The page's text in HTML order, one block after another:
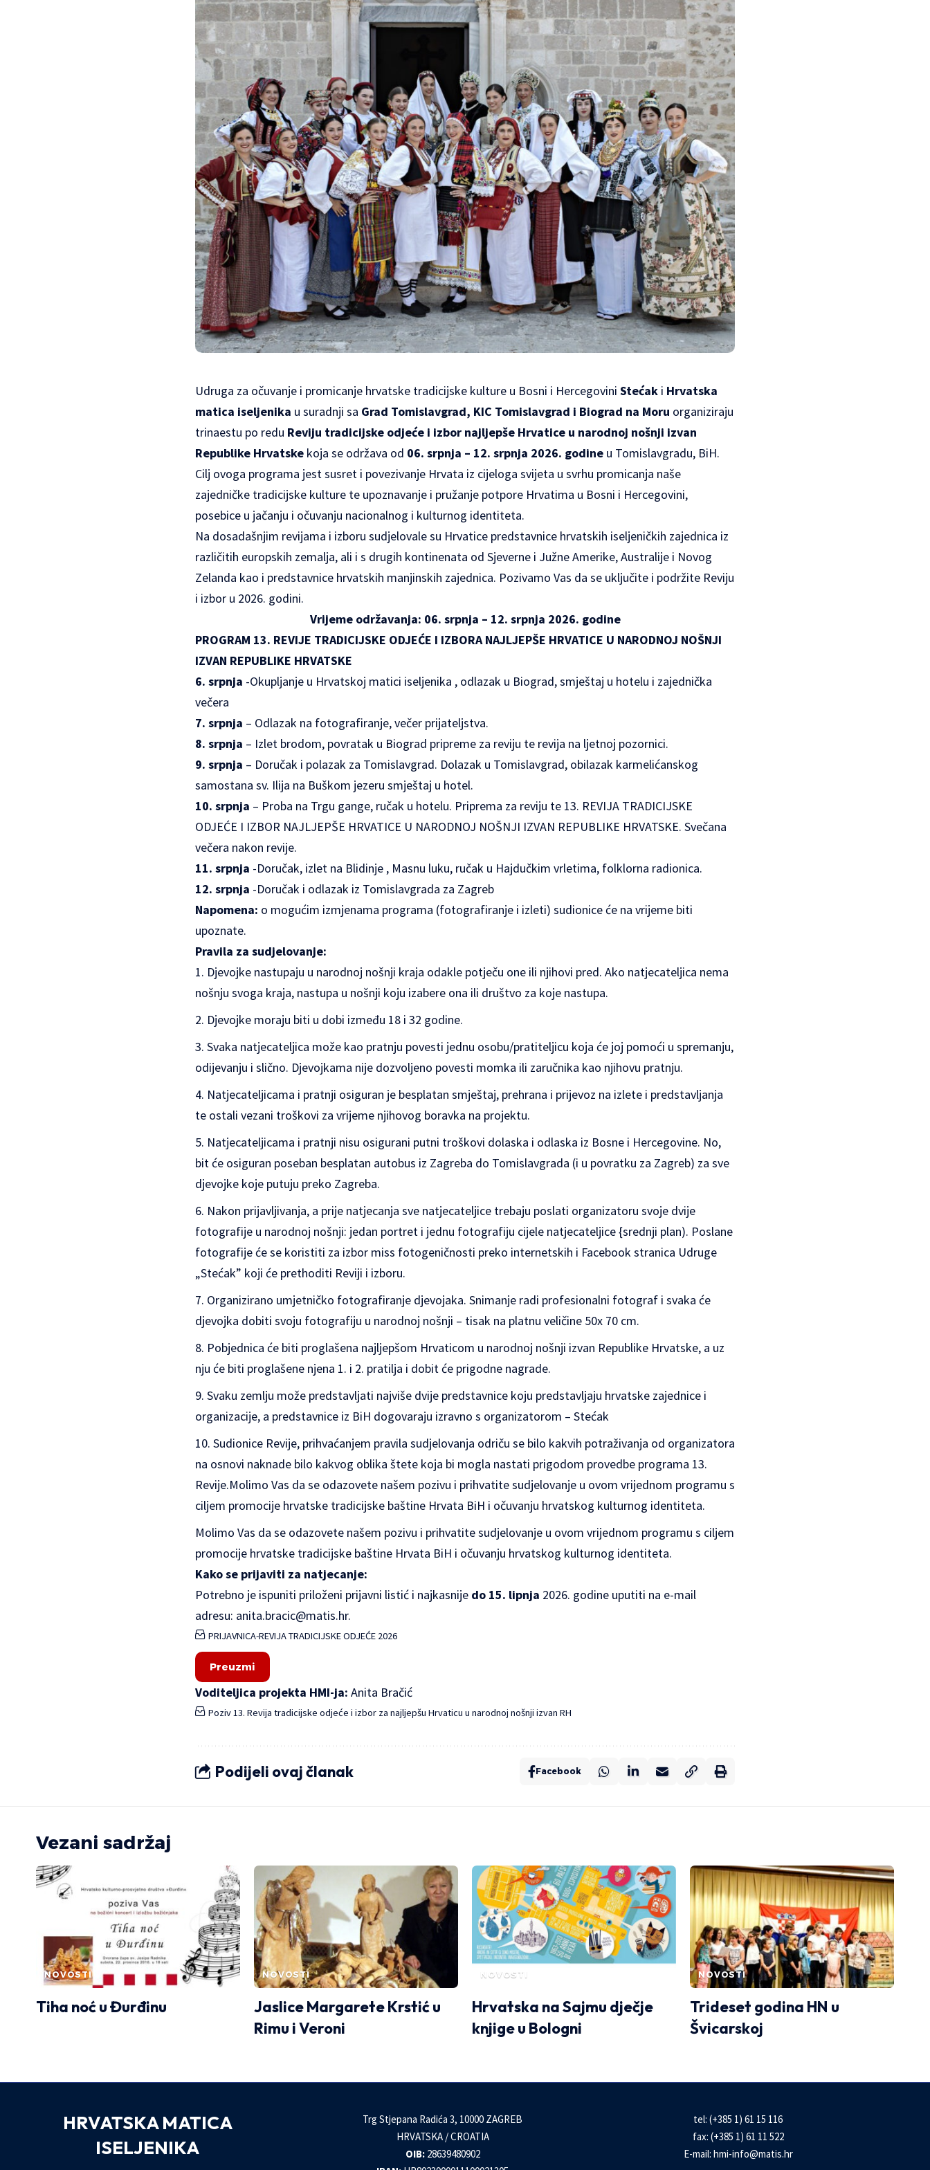
Udruga za očuvanje i promicanje hrvatske tradicijske kulture u Bosni i Hercegovini Stećak i Hrvatska
matica iseljenika u suradnji sa Grad Tomislavgrad, KIC Tomislavgrad i Biograd na Moru organiziraju
trinaestu po redu Reviju tradicijske odjeće i izbor najljepše Hrvatice u narodnoj nošnji izvan
Republike Hrvatske koja se održava od 06. srpnja – 12. srpnja 2026. godine u Tomislavgradu, BiH.
Cilj ovoga programa jest susret i povezivanje Hrvata iz cijeloga svijeta u svrhu promicanja naše
zajedničke tradicijske kulture te upoznavanje i pružanje potpore Hrvatima u Bosni i Hercegovini,
posebice u jačanju i očuvanju nacionalnog i kulturnog identiteta.
Na dosadašnjim revijama i izboru sudjelovale su Hrvatice predstavnice hrvatskih iseljeničkih zajednica iz
različitih europskih zemalja, ali i s drugih kontinenata od Sjeverne i Južne Amerike, Australije i Novog
Zelanda kao i predstavnice hrvatskih manjinskih zajednica. Pozivamo Vas da se uključite i podržite Reviju
i izbor u 2026. godini.
Vrijeme održavanja: 06. srpnja – 12. srpnja 2026. godine
PROGRAM 13. REVIJE TRADICIJSKE ODJEĆE I IZBORA NAJLJEPŠE HRVATICE U NARODNOJ NOŠNJI
IZVAN REPUBLIKE HRVATSKE
6. srpnja -Okupljanje u Hrvatskoj matici iseljenika , odlazak u Biograd, smještaj u hotelu i zajednička
večera
7. srpnja – Odlazak na fotografiranje, večer prijateljstva.
8. srpnja – Izlet brodom, povratak u Biograd pripreme za reviju te revija na ljetnoj pozornici.
9. srpnja – Doručak i polazak za Tomislavgrad. Dolazak u Tomislavgrad, obilazak karmelićanskog
samostana sv. Ilija na Buškom jezeru smještaj u hotel.
10. srpnja – Proba na Trgu gange, ručak u hotelu. Priprema za reviju te 13. REVIJA TRADICIJSKE
ODJEĆE I IZBOR NAJLJEPŠE HRVATICE U NARODNOJ NOŠNJI IZVAN REPUBLIKE HRVATSKE. Svečana
večera nakon revije.
11. srpnja -Doručak, izlet na Blidinje , Masnu luku, ručak u Hajdučkim vrletima, folklorna radionica.
12. srpnja -Doručak i odlazak iz Tomislavgrada za Zagreb
Napomena: o mogućim izmjenama programa (fotografiranje i izleti) sudionice će na vrijeme biti
upoznate.
Pravila za sudjelovanje:
Djevojke nastupaju u narodnoj nošnji kraja odakle potječu one ili njihovi pred. Ako natjecateljica nema
nošnju svoga kraja, nastupa u nošnji koju izabere ona ili društvo za koje nastupa.
Djevojke moraju biti u dobi između 18 i 32 godine.
Svaka natjecateljica može kao pratnju povesti jednu osobu/pratiteljicu koja će joj pomoći u spremanju,
odijevanju i slično. Djevojkama nije dozvoljeno povesti momka ili zaručnika kao njihovu pratnju.
Natjecateljicama i pratnji osiguran je besplatan smještaj, prehrana i prijevoz na izlete i predstavljanja
te ostali vezani troškovi za vrijeme njihovog boravka na projektu.
Natjecateljicama i pratnji nisu osigurani putni troškovi dolaska i odlaska iz Bosne i Hercegovine. No,
bit će osiguran poseban besplatan autobus iz Zagreba do Tomislavgrada (i u povratku za Zagreb) za sve
djevojke koje putuju preko Zagreba.
Nakon prijavljivanja, a prije natjecanja sve natjecateljice trebaju poslati organizatoru svoje dvije
fotografije u narodnoj nošnji: jedan portret i jednu fotografiju cijele natjecateljice {srednji plan). Poslane
fotografije će se koristiti za izbor miss fotogeničnosti preko internetskih i Facebook stranica Udruge
„Stećak” koji će prethoditi Reviji i izboru.
Organizirano umjetničko fotografiranje djevojaka. Snimanje radi profesionalni fotograf i svaka će
djevojka dobiti svoju fotografiju u narodnoj nošnji – tisak na platnu veličine 50x 70 cm.
Pobjednica će biti proglašena najljepšom Hrvaticom u narodnoj nošnji izvan Republike Hrvatske, a uz
nju će biti proglašene njena 1. i 2. pratilja i dobit će prigodne nagrade.
Svaku zemlju može predstavljati najviše dvije predstavnice koju predstavljaju hrvatske zajednice i
organizacije, a predstavnice iz BiH dogovaraju izravno s organizatorom – Stećak
Sudionice Revije, prihvaćanjem pravila sudjelovanja odriču se bilo kakvih potraživanja od organizatora
na osnovi naknade bilo kakvog oblika štete koja bi mogla nastati prigodom provedbe programa 13.
Revije.Molimo Vas da se odazovete našem pozivu i prihvatite sudjelovanje u ovom vrijednom programu s
ciljem promocije hrvatske tradicijske baštine Hrvata BiH i očuvanju hrvatskog kulturnog identiteta.
Molimo Vas da se odazovete našem pozivu i prihvatite sudjelovanje u ovom vrijednom programu s ciljem
promocije hrvatske tradicijske baštine Hrvata BiH i očuvanju hrvatskog kulturnog identiteta.
Kako se prijaviti za natjecanje:
Potrebno je ispuniti priloženi prijavni listić i najkasnije do 15. lipnja 2026. godine uputiti na e-mail
adresu: anita.bracic@matis.hr.
PRIJAVNICA-REVIJA TRADICIJSKE ODJEĆE 2026
Preuzmi
Voditeljica projekta HMI-ja: Anita Bračić
Poziv 13. Revija tradicijske odjeće i izbor za najljepšu Hrvaticu u narodnoj nošnji izvan RH
Podijeli ovaj članak Facebook
Vezani sadržaj
NOVOSTI
Tiha noć u Đurđinu
NOVOSTI
Jaslice Margarete Krstić u
Rimu i Veroni
NOVOSTI
Hrvatska na Sajmu dječje
knjige u Bologni
NOVOSTI
Trideset godina HN u
Švicarskoj
HRVATSKA MATICA
ISELJENIKA
Trg Stjepana Radića 3, 10000 ZAGREB
HRVATSKA / CROATIA
OIB:28639480902
tel: (+385 1) 61 15 116
fax: (+385 1) 61 11 522
E-mail: hmi-info@matis.hr